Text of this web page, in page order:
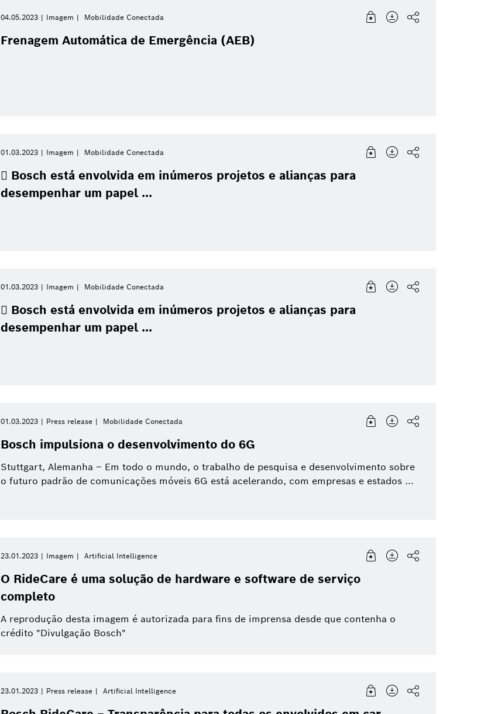
04.05.2023 Imagem Mobilidade Conectada
Frenagem Automática de Emergência (AEB)
01.03.2023 Imagem Mobilidade Conectada
 Bosch está envolvida em inúmeros projetos e alianças para
desempenhar um papel ...
01.03.2023 Imagem Mobilidade Conectada
 Bosch está envolvida em inúmeros projetos e alianças para
desempenhar um papel ...
01.03.2023 Press release Mobilidade Conectada
Bosch impulsiona o desenvolvimento do 6G
Stuttgart, Alemanha – Em todo o mundo, o trabalho de pesquisa e desenvolvimento sobre
o futuro padrão de comunicações móveis 6G está acelerando, com empresas e estados ...
23.01.2023 Imagem Artificial Intelligence
O RideCare é uma solução de hardware e software de serviço
completo
A reprodução desta imagem é autorizada para fins de imprensa desde que contenha o
crédito "Divulgação Bosch"
23.01.2023 Press release Artificial Intelligence